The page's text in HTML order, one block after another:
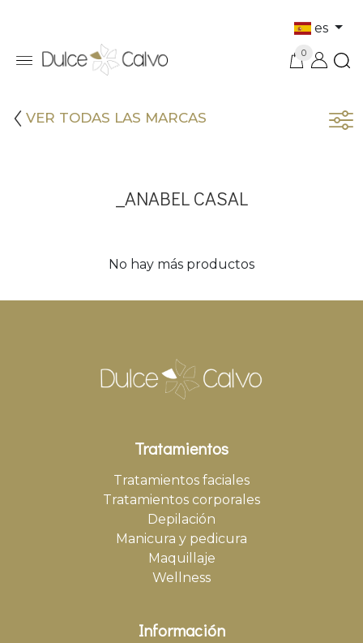
es
0
VER TODAS LAS MARCAS
_ANABEL CASAL
No hay más productos
Tratamientos
Tratamientos faciales
Tratamientos corporales
Depilación
Manicura y pedicura
Maquillaje
Wellness
Información